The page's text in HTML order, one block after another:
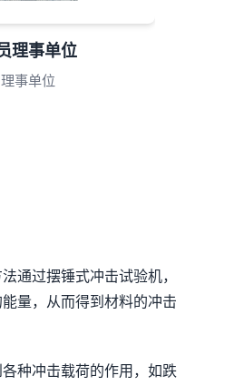
理事单位
理事单位
通过摆锤式冲击试验机，
量，从而得到材料的冲击
种冲击载荷的作用，如跌